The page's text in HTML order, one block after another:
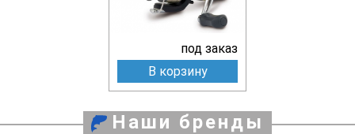
под заказ
В корзину
Наши бренды